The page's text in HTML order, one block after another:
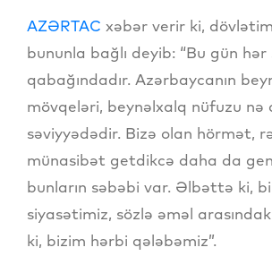
AZƏRTAC xəbər verir ki,
bununla bağlı deyib: “Bu gün hər
qabağındadır. Azərbaycanın
mövqeləri, beynəlxalq nüfuzu nə
səviyyədədir. Bizə olan hörmət,
münasibət getdikcə daha da
bunların səbəbi var. Əlbəttə ki,
siyasətimiz, sözlə əməl
ki, bizim hərbi qələbəmiz”.